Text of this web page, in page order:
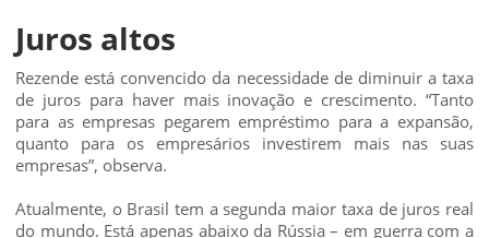
Juros altos
Rezende está convencido da necessidade de diminuir a taxa
de juros para haver mais inovação e crescimento. “Tanto
para as empresas pegarem empréstimo para a expansão,
quanto para os empresários investirem mais nas suas
empresas”, observa.
Atualmente, o Brasil tem a segunda maior taxa de juros real
do mundo. Está apenas abaixo da Rússia – em guerra com a